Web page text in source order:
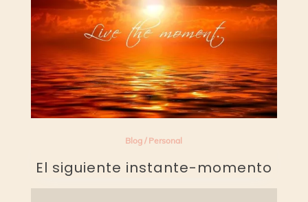
Blog / Personal
El siguiente instante-momento